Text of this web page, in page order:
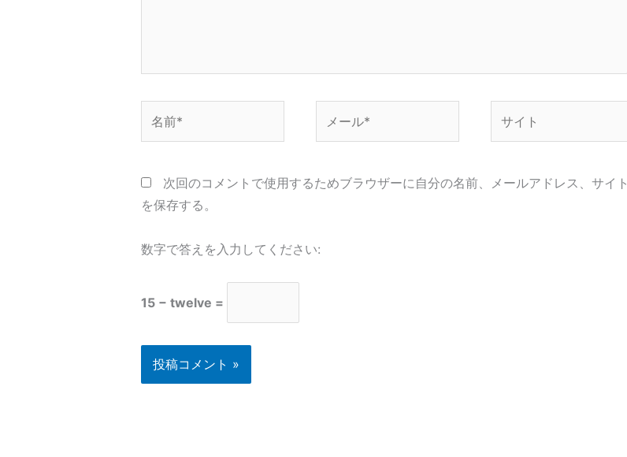
*
次回のコメントで使用するためブラウザーに自分の名前、メールアドレス、サイト
を保存する。
数字で答えを入力してください:
15 − twelve =